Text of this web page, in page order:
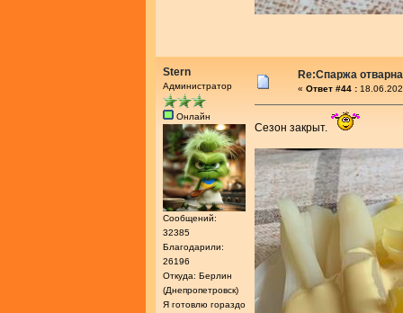
Stern
Администратор
Онлайн
Сообщений:
32385
Благодарили:
26196
Откуда: Берлин
(Днепропетровск)
Я готовлю гораздо
Re:Спаржа
« Ответ #44 :
Сезон закрыт.